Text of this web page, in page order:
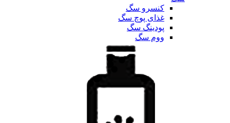
کنسرو سگ
غذای پوچ سگ
پودینگ سگ
ووم سگ